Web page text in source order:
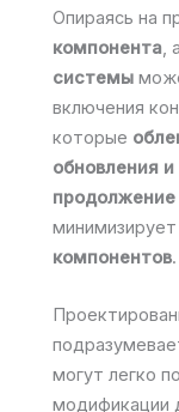
Опираясь на
компонента, а
системы
включения
которые
обновления
продолжение
минимизирует
компонентов.
могут легко
модификации